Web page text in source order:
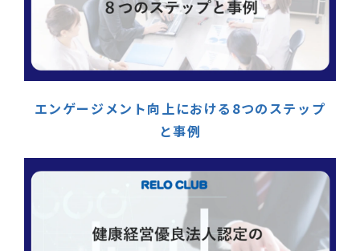
エンゲージメント向上における8つのステップ
と事例